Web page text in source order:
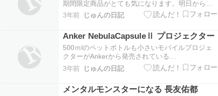
期間限定商品がとても気になります。明日から発
売されるのは「オペラ フラペチーノ」。スタバの
バレンタイン特別商品はいろんなチョコレートが
の伝統的なチョコレートケーキといえばフラン
ス。そのフラン…
3年前 じゅんの日記
Anker NebulaCapsuleⅡ プロジェクター
500ｍlのペットボトルも小さいモバイルプロジェ
クターがAnkerから発売されている
NebulaCapsuleⅡです。コンパクトだけど品質は
一級品。重量は約740ｇで持ち運びにも便利。最大
カーもなかなかのものです。もし、音響が物足…
3年前 じゅんの日記
メンタルモンスターになる 長友佑都